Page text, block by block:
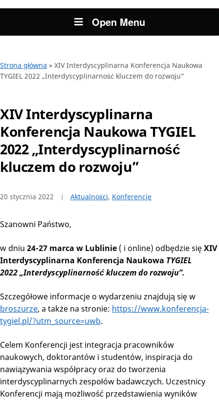
Open Menu
Strona główna » XIV Interdyscyplinarna Konferencja Naukowa
TYGIEL 2022 „Interdyscyplinarność kluczem do rozwoju”
XIV Interdyscyplinarna
Konferencja Naukowa TYGIEL
2022 „Interdyscyplinarność
kluczem do rozwoju”
20 stycznia 2022 Aktualności, Konferencje
Szanowni Państwo,
w dniu 24-27 marca w Lublinie ( i online) odbędzie sięXIV
Interdyscyplinarna Konferencja Naukowa TYGIEL
2022 „Interdyscyplinarność kluczem do rozwoju”.
Szczegółowe informacje o wydarzeniu znajdują się w
broszurze, a także na stronie: https://www.konferencja-
tygiel.pl/?utm_source=uwb.
Celem Konferencji jest integracja pracowników
naukowych, doktorantów i studentów, inspiracja do
nawiązywania współpracy oraz do tworzenia
interdyscyplinarnych zespołów badawczych. Uczestnicy
Konferencji mają możliwość przedstawienia wyników